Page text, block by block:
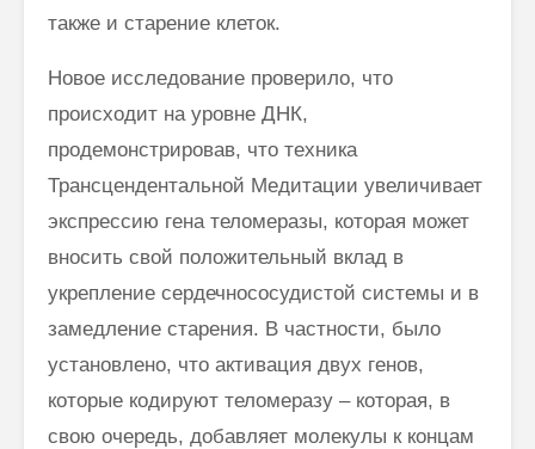
также и старение клеток.
Новое исследование проверило, что
происходит на уровне ДНК,
продемонстрировав, что техника
Трансцендентальной Медитации увеличивает
экспрессию гена теломеразы, которая может
вносить свой положительный вклад в
укрепление сердечнососудистой системы и в
замедление старения. В частности, было
установлено, что активация двух генов,
которые кодируют теломеразу – которая, в
свою очередь, добавляет молекулы к концам
Как говорить
соответственно
окружению
Махариши
Махеш Йоги:
“Неправильное
Упанишад,
Гиты, всей этой
Веданты,
философии
йоги…”
Три облика
Махариши
такое
как